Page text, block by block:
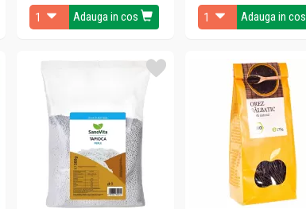
Adauga in cos Adauga in cos